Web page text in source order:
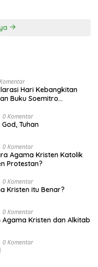
Hari Kebangkitan
Buku Soemitro
Nasional
Nasional dan
0 Komentar
Tuhan
0 Komentar
Agama Kristen Katolik
Protestan?
0 Komentar
Kristen itu Benar?
0 Komentar
Kristen dan Alkitab
0 Komentar